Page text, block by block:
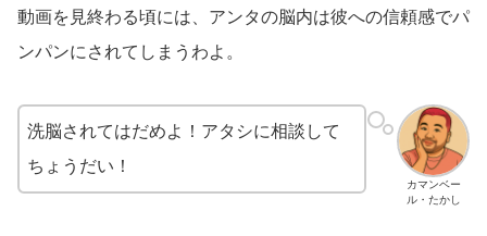
動画を見終わる頃には、アンタの脳内は彼への信頼感でパ
ンパンにされてしまうわよ。
カマンベー
ル・たかし
洗脳されてはだめよ！アタシに相談して
ちょうだい！